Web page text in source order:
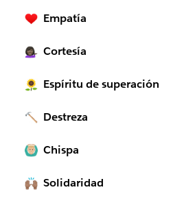
Empatía
Cortesía
Espíritu de superación
Destreza
Chispa
Solidaridad